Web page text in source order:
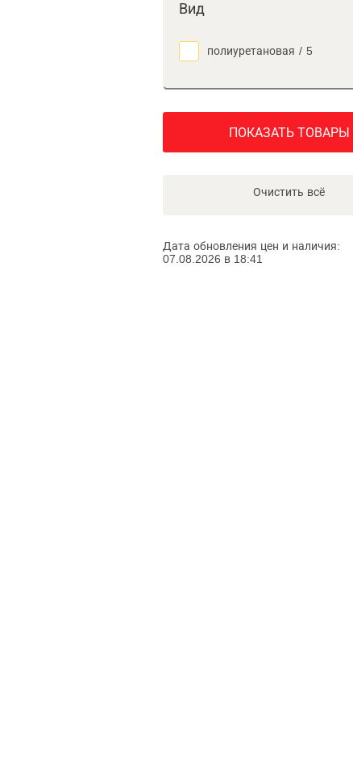
Вид
полиуретановая / 5
ПОКАЗАТЬ ТОВАРЫ
Очистить всё
Дата обновления цен и наличия:
07.08.2026 в 18:41